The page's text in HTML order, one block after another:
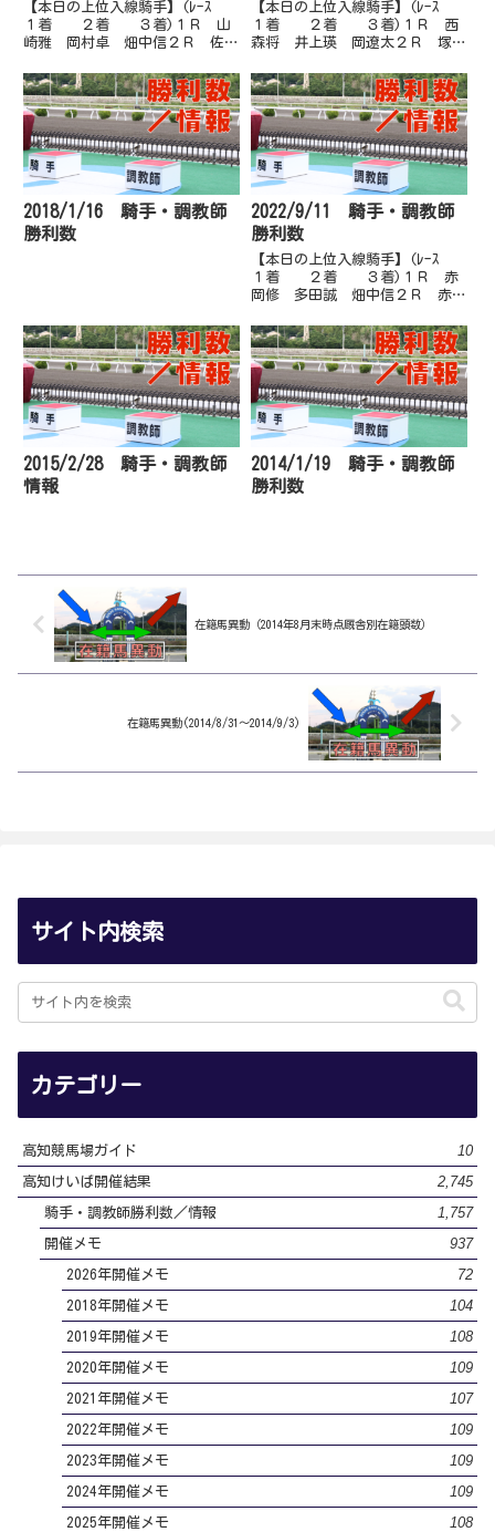
【本日の上位入線騎手】(ﾚｰｽ
１着 ２着 ３着)１Ｒ 山
崎雅 岡村卓 畑中信２Ｒ 佐原
修 井上瑛 岡村卓４Ｒ 赤岡
修 永森大 佐原秀５Ｒ 岡村
卓 城野慈 畑中信６Ｒ 永森
大 赤岡修 岡遼太７Ｒ 赤岡
修 郷...
【本日の上位入線騎手】(ﾚｰｽ
１着 ２着 ３着)１Ｒ 西
森将 井上瑛 岡遼太２Ｒ 塚本
実 多田誠 山崎雅４Ｒ 永森
大 赤岡修 石本純５Ｒ 永森
大 山崎雅 大澤誠６Ｒ 赤岡
修 山崎雅 岡村卓７Ｒ 多田
誠 岡...
2018/1/16 騎手・調教師
勝利数
2022/9/11 騎手・調教師
勝利数
【本日の上位入線騎手】(ﾚｰｽ
１着 ２着 ３着)１Ｒ 赤
岡修 多田誠 畑中信２Ｒ 赤岡
実 林謙佑 岡遼太４Ｒ 佐原
秀 多田誠 妹尾浩５Ｒ 倉兼
育 永森大 塚本雄６Ｒ 郷間
勇 西川敏 佐原秀７Ｒ 嬉勝
則 木...
2015/2/28 騎手・調教師
情報
2014/1/19 騎手・調教師
勝利数
在籍馬異動（2014年8月末時点厩舎別在籍頭数）
在籍馬異動(2014/8/31～2014/9/3)
サイト内検索
カテゴリー
高知競馬場ガイド 10
高知けいば開催結果 2,745
騎手・調教師勝利数／情報 1,757
開催メモ 937
2026年開催メモ 72
2018年開催メモ 104
2019年開催メモ 108
2020年開催メモ 109
2021年開催メモ 107
2022年開催メモ 109
2023年開催メモ 109
2024年開催メモ 109
2025年開催メモ 108